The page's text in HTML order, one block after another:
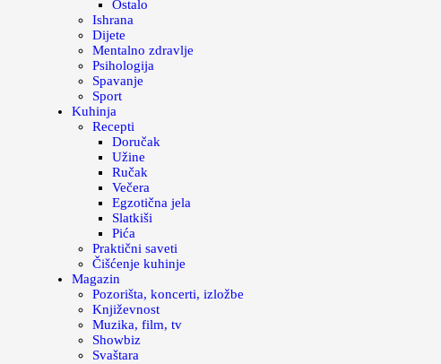
Ostalo
Ishrana
Dijete
Mentalno zdravlje
Psihologija
Spavanje
Sport
Kuhinja
Recepti
Doručak
Užine
Ručak
Večera
Egzotična jela
Slatkiši
Pića
Praktični saveti
Čišćenje kuhinje
Magazin
Pozorišta, koncerti, izložbe
Književnost
Muzika, film, tv
Showbiz
Svaštara